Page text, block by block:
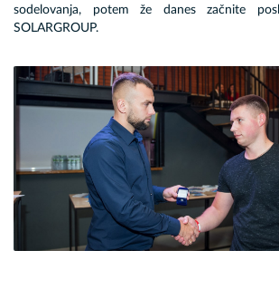
sodelovanja, potem že danes začnite
SOLARGROUP.